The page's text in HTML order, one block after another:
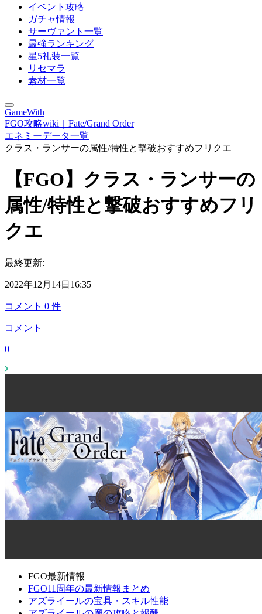
イベント攻略
ガチャ情報
サーヴァント一覧
最強ランキング
星5礼装一覧
リセマラ
素材一覧
GameWith
FGO攻略wiki｜Fate/Grand Order
エネミーデータ一覧
クラス・ランサーの属性/特性と撃破おすすめフリクエ
【FGO】クラス・ランサーの
属性/特性と撃破おすすめフリ
クエ
最終更新:
2022年12月14日16:35
コメント 0 件
コメント
0
FGO最新情報
FGO11周年の最新情報まとめ
アズライールの宝具・スキル性能